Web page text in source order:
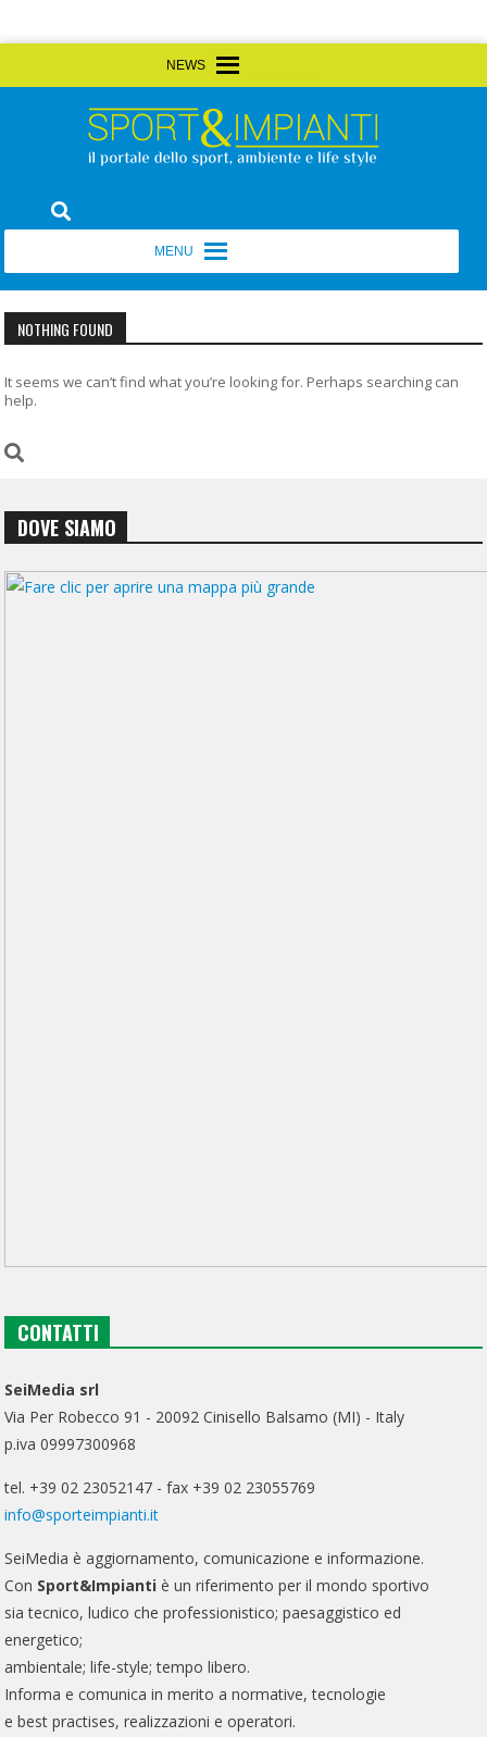
to
Sport&Impianti
NOTHING FOUND
It seems we can’t find what you’re looking for. Perhaps searching can
help.
DOVE SIAMO
CONTATTI
SeiMedia srl
Via Per Robecco 91 - 20092 Cinisello Balsamo (MI) - Italy
p.iva 09997300968
tel. +39 02 23052147 - fax +39 02 23055769
info@sporteimpianti.it
SeiMedia è aggiornamento, comunicazione e informazione.
Con Sport&Impianti è un riferimento per il mondo sportivo
sia tecnico, ludico che professionistico; paesaggistico ed
energetico;
ambientale; life-style; tempo libero.
Informa e comunica in merito a normative, tecnologie
e best practises, realizzazioni e operatori.